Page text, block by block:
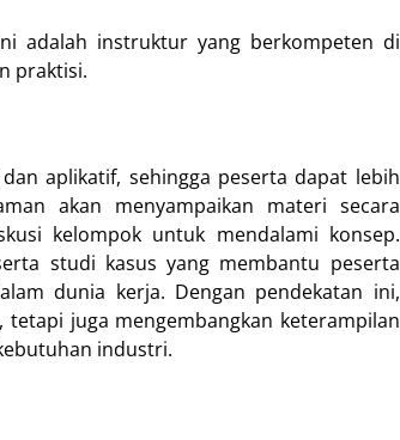
adalah instruktur yang berkompeten di
praktisi.
aplikatif, sehingga peserta dapat lebih
akan menyampaikan materi secara
kelompok untuk mendalami konsep.
studi kasus yang membantu peserta
dunia kerja. Dengan pendekatan ini,
juga mengembangkan keterampilan
industri.